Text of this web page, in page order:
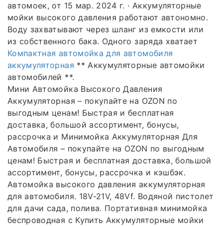
автомоек, от 15 мар. 2024 г. · Аккумуляторные
мойки высокого давления работают автономно.
Воду захватывают через шланг из емкости или
из собственного бака. Одного заряда хватает
Компактная автомойка для автомобиля
аккумуляторная ** Аккумуляторные автомойки
автомобилей **.
Мини Автомойка Высокого Давления
Аккумуляторная – покупайте на OZON по
выгодным ценам! Быстрая и бесплатная
доставка, большой ассортимент, бонусы,
рассрочка и Минимойка Аккумуляторная Для
Автомобиля – покупайте на OZON по выгодным
ценам! Быстрая и бесплатная доставка, большой
ассортимент, бонусы, рассрочка и кэшбэк.
Автомойка высокого давления аккумуляторная
для автомобиля. 18V-21V, 48Vf. Водяной пистолет
для дачи сада, полива. Портативная минимойка
беспроводная с Купить Аккумуляторные мойки